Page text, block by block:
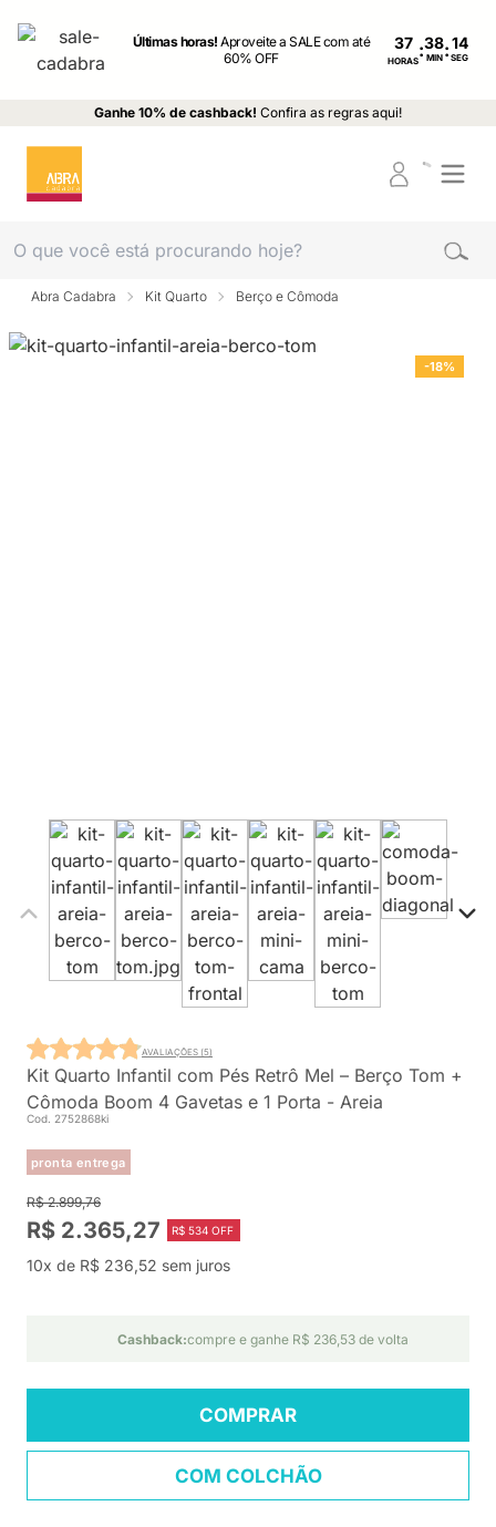
Últimas horas!Aproveite a SALE com até
60% OFF
37
HORAS: MIN : SEG
Ganhe 10% de cashback! Confira as regras aqui!
Abra Cadabra Kit Quarto Berço e Cômoda
-18%
Kit Quarto Infantil com Pés Retrô Mel – Berço Tom +
Cômoda Boom 4 Gavetas e 1 Porta - Areia
Cod. 2752868ki
pronta entrega
AVALIAÇÕES (5)
R$ 2.899,76
R$ 2.365,27 R$ 534 OFF
10x de R$ 236,52 sem juros
Cashback:compre e ganhe R$ 236,53 de volta
COMPRAR
COM COLCHÃO